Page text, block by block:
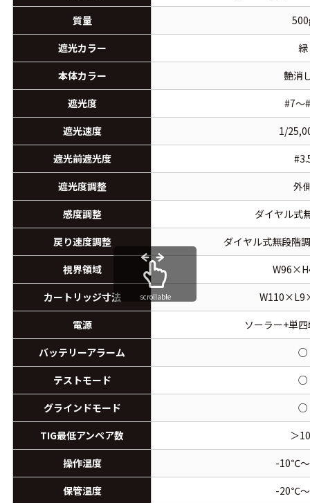
質量
遮光カラー
緑
本体カラー
艶消
遮光度
#7～
遮光速度
1/
遮光前遮光度
遮光度調整
外
感度調整
ダイヤル式
戻り速度調整
ダイヤル式無段階
視界領域
カートリッジ寸法
電源
ソーラー+単
バッテリーアラーム
○
テストモード
○
グラインドモード
○
TIG最低アンペア数
＞
操作温度
-10℃
保管温度
-20℃
scrollable